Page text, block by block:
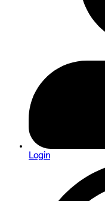
Login